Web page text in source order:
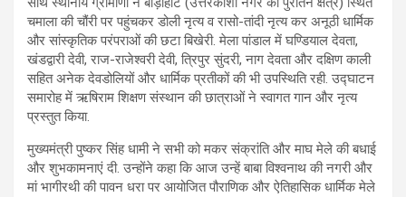
चमाला की चौंरी पर पहुंचकर डोली नृत्य व रासो-तांदी नृत्य कर अनूठी धार्मिक
और सांस्कृतिक परंपराओं की छटा बिखेरी. मेला पांडाल में घण्डियाल देवता,
खंडद्वारी देवी, राज-राजेश्वरी देवी, त्रिपुर सुंदरी, नाग देवता और दक्षिण काली
सहित अनेक देवडोलियों और धार्मिक प्रतीकों की भी उपस्थिति रही. उद्घाटन
समारोह में ऋषिराम शिक्षण संस्थान की छात्राओं ने स्वागत गान और नृत्य
प्रस्तुत किया.
मुख्यमंत्री पुष्कर सिंह धामी ने सभी को मकर संक्रांति और माघ मेले की बधाई
और शुभकामनाएं दी. उन्होंने कहा कि आज उन्हें बाबा विश्वनाथ की नगरी और
मां भागीरथी की पावन धरा पर आयोजित पौराणिक और ऐतिहासिक धार्मिक मेले